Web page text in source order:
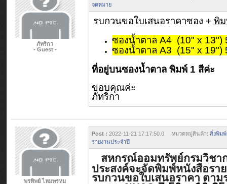
ภัทริกา
- Guest -
จดหมาย
รบกวนขอใบเสนอราคาซอง + พิ
ซองน้ำตาล A4 (10" x 13")
ซองน้ำตาล A3 (15" x 19")
ที่อยู่บนซองน้ำตาล พิมพ์ 1 สีค่ะ
ขอบคุณค่ะ
ภัทริกา
พรทิพย์ ไหมพรหม
Post : 2022-11-21 17:17:50.0 หมวดหมู่สินค้า: สิ่งพิม
รายงานประจำปี
สหกรณ์ออมทรัพย์กรมวิชา
ประสงค์จะจัดพิมพ์หนังสือรา
รบกวนขอใบเสนอราคา ตาม